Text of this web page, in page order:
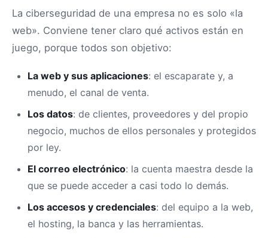
La ciberseguridad de una empresa no es solo «la
web». Conviene tener claro qué activos están en
juego, porque todos son objetivo:
La web y sus aplicaciones: el escaparate y, a
menudo, el canal de venta.
Los datos: de clientes, proveedores y del propio
negocio, muchos de ellos personales y protegidos
por ley.
El correo electrónico: la cuenta maestra desde la
que se puede acceder a casi todo lo demás.
Los accesos y credenciales: del equipo a la web,
el hosting, la banca y las herramientas.